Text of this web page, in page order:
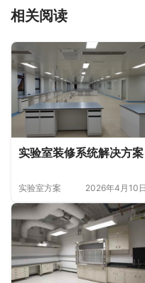
相关阅读
实验室装修系统解决方案
实验室方案 2026年4月10日